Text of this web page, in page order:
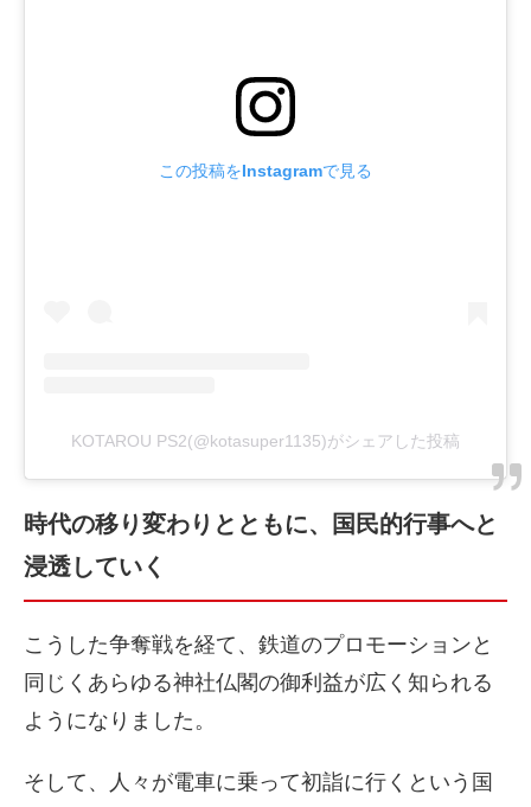
この投稿をInstagramで見る
KOTAROU PS2(@kotasuper1135)がシェアした投稿
時代の移り変わりとともに、国民的行事へと
浸透していく
こうした争奪戦を経て、鉄道のプロモーションと
同じくあらゆる神社仏閣の御利益が広く知られる
ようになりました。
そして、人々が電車に乗って初詣に行くという国